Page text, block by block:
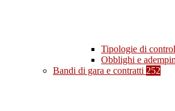
Tipologie di
Obblighi e
Bandi di gara e contratti 252